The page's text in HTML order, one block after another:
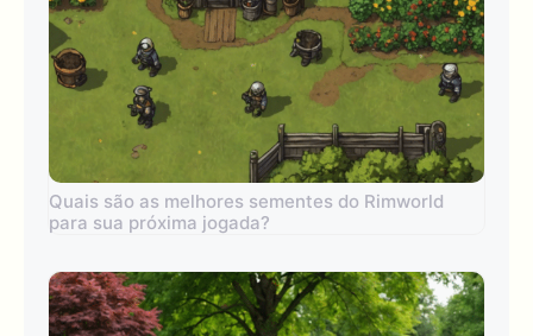
Quais são as melhores sementes do Rimworld
para sua próxima jogada?